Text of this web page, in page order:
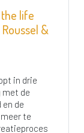
life
&
in drie
de
de
te